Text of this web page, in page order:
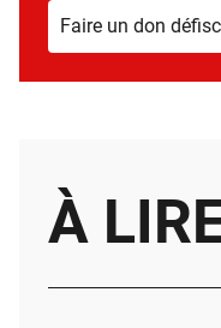
Faire un don
À